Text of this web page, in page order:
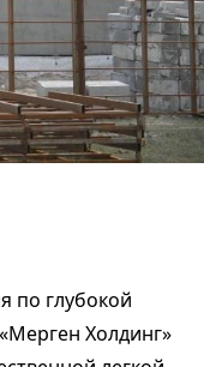
по глубокой
Холдинг»